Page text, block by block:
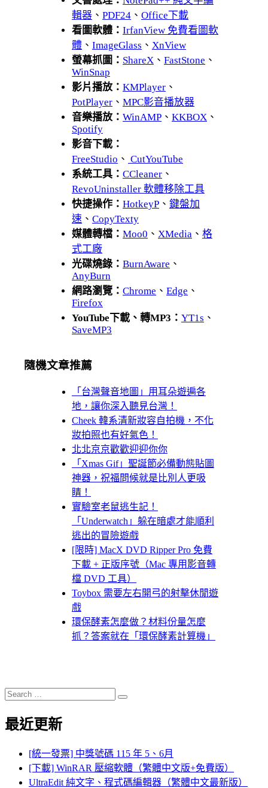
輯器 、 PDF24 、 Office下載
看圖軟體： IrfanView 免費看圖軟
體 、 ImageGlass 、 XnView
螢幕抓圖： ShareX 、 FastStone 、
WinSnap
影片播放： KMPlayer 、
PotPlayer 、 MPC影音播放器
音樂播放： WinAMP 、 KKBOX 、
Spotify
影音下載：
FreeStudio 、 CutYouTube
系統工具： CCleaner 、
RevoUninstaller 軟體移除工具
快捷操作： HotkeyP 、 鍵盤加
速 、 CopyTexty
媒體轉檔： Moo0 、 XMedia 、 格
式工廠
光碟燒錄： BurnAware 、
AnyBurn
網路瀏覽： Chrome 、 Edge 、
Firefox
YouTube下載、轉MP3： YT1s 、
SaveMP3
隨機文章推薦
「台灣聲音地圖」用耳朵遊遍各
地，讓你深入聽見台灣！
Cheek 韓系清新妝容自拍機，不化
妝拍照也有好氣色！
北北京京歡歡迎迎你你
「Xmas Gif」聖誕節必備動態貼圖
神器，祝福問候就是比別人更吸
睛！
實驗室老鼠逃生記！
「Underwatch」躲在暗處才能順利
逃出的冒險遊戲
[限時] MacX DVD Ripper Pro 免費
下載 + 正版序號（Mac 專用影音轉
檔 DVD 工具）
Toybox 需要左右開弓的射擊休閒遊
戲
環保酵素怎麼做？材料份量怎麼
抓？答案就在「環保酵素計算機」
Search
for:
Search
最近更新
[統一發票] 中獎號碼 115 年 5、6月
[下載] WinRAR 壓縮軟體（繁體中文版+免費版）
UltraEdit 純文字、程式碼編輯器（繁體中文最新版）